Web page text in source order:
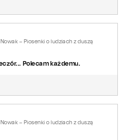
– Piosenki o ludziach z duszą
Polecam każdemu.
– Piosenki o ludziach z duszą